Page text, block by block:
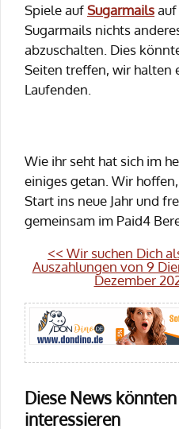
Spiele aufSugarmails
Sugarmails nichts
abzuschalten. Dies
Seiten treffen, wir halten
Laufenden.
Wie ihr seht hat sich im
einiges getan. Wir
Start ins neue Jahr und
gemeinsam im Paid4
<< Wir suchen Dich
Auszahlungen von 9
Dezember
Diese News
interessieren